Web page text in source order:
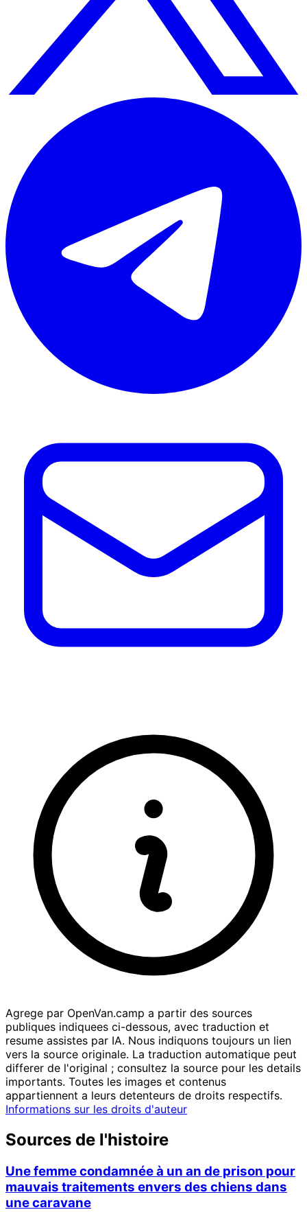
Agrege par OpenVan.camp a partir des sources
publiques indiquees ci-dessous, avec traduction et
resume assistes par IA. Nous indiquons toujours un lien
vers la source originale. La traduction automatique peut
differer de l'original ; consultez la source pour les details
importants. Toutes les images et contenus
appartiennent a leurs detenteurs de droits respectifs.
Informations sur les droits d'auteur
Sources de l'histoire
Une femme condamnée à un an de prison pour
mauvais traitements envers des chiens dans
une caravane